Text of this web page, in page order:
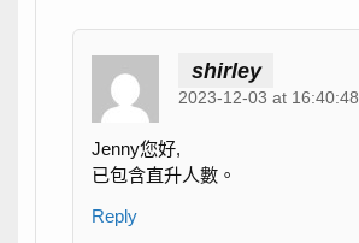
shirley
2023-12-03 at 16:40:48
Jenny您好,
已包含直升人數。
Reply